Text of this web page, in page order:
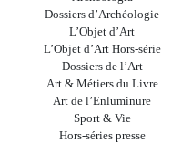
Dossiers d’Archéologie
L’Objet d’Art
L’Objet d’Art Hors-série
Dossiers de l’Art
Art & Métiers du Livre
Art de l’Enluminure
Sport & Vie
Hors-séries presse